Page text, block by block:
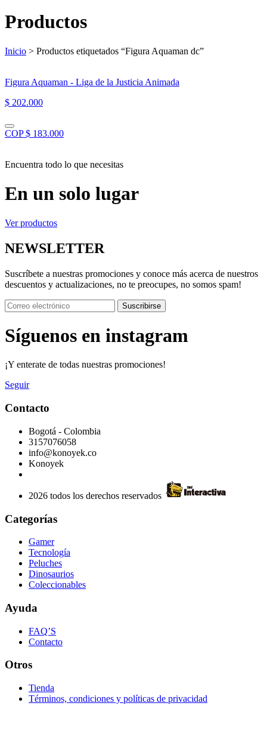
Productos
Inicio > Productos etiquetados “Figura Aquaman dc”
Figura Aquaman - Liga de la Justicia Animada
$ 202.000
COP $ 183.000
Encuentra todo lo que necesitas
En un solo lugar
Ver productos
NEWSLETTER
Suscríbete a nuestras promociones y conoce más acerca de nuestros
descuentos y actualizaciones, no te preocupes, no somos spam!
Suscribirse
Síguenos en instagram
¡Y enterate de todas nuestras promociones!
Seguir
Contacto
Bogotá - Colombia
3157076058
info@konoyek.co
Konoyek
2026 todos los derechos reservados
Categorías
Gamer
Tecnología
Peluches
Dinosaurios
Coleccionables
Ayuda
FAQ’S
Contacto
Otros
Tienda
Términos, condiciones y políticas de privacidad